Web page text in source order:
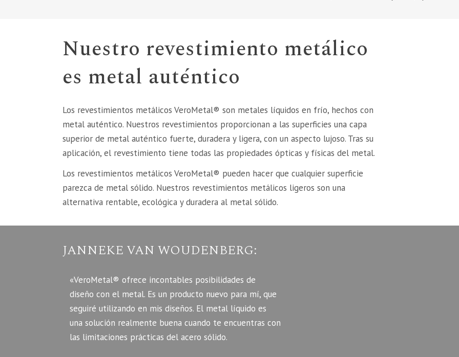
Nuestro revestimiento metálico
es metal auténtico
Los revestimientos metálicos VeroMetal® son metales líquidos en frío, hechos con
metal auténtico. Nuestros revestimientos proporcionan a las superficies una capa
superior de metal auténtico fuerte, duradera y ligera, con un aspecto lujoso. Tras su
aplicación, el revestimiento tiene todas las propiedades ópticas y físicas del metal.
Los revestimientos metálicos VeroMetal® pueden hacer que cualquier superficie
parezca de metal sólido. Nuestros revestimientos metálicos ligeros son una
alternativa rentable, ecológica y duradera al metal sólido.
JANNEKE VAN WOUDENBERG:
«VeroMetal® ofrece incontables posibilidades de
diseño con el metal. Es un producto nuevo para mí, que
seguiré utilizando en mis diseños. El metal líquido es
una solución realmente buena cuando te encuentras con
las limitaciones prácticas del acero sólido.